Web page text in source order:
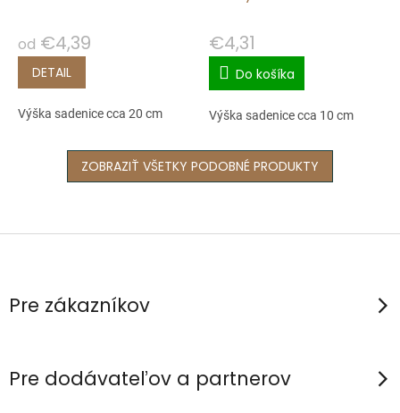
od €4,39
DETAIL
Výška sadenice cca 20 cm
€4,31
Do košíka
Výška sadenice cca 10 cm
ZOBRAZIŤ VŠETKY PODOBNÉ PRODUKTY
Z
pPre zákazníkov
Pre dodávateľov a partnerov